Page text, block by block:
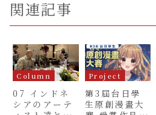
関連記事
Column
07 インドネ
シアのアーテ
Project
第3屆台日學
生原創漫畫大